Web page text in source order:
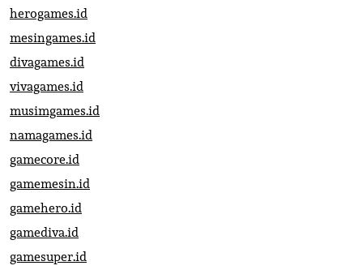
herogames.id
mesingames.id
divagames.id
vivagames.id
musimgames.id
namagames.id
gamecore.id
gamemesin.id
gamehero.id
gamediva.id
gamesuper.id